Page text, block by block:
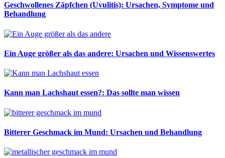
Geschwollenes Zäpfchen (Uvulitis): Ursachen, Symptome und
Behandlung
Ein Auge größer als das andere: Ursachen und Wissenswertes
Kann man Lachshaut essen?: Das sollte man wissen
Bitterer Geschmack im Mund: Ursachen und Behandlung